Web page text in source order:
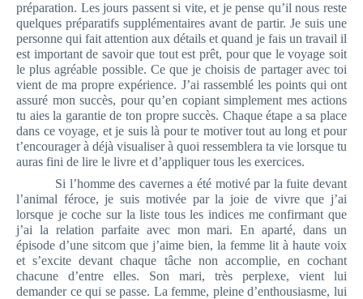
préparation. Les jours passent si vite, et je pense qu’il nous reste
quelques préparatifs supplémentaires avant de partir. Je suis une
personne qui fait attention aux détails et quand je fais un travail il
est important de savoir que tout est prêt, pour que le voyage soit
le plus agréable possible. Ce que je choisis de partager avec toi
vient de ma propre expérience. J’ai rassemblé les points qui ont
assuré mon succès, pour qu’en copiant simplement mes actions
tu aies la garantie de ton propre succès. Chaque étape a sa place
dans ce voyage, et je suis là pour te motiver tout au long et pour
t’encourager à déjà visualiser à quoi ressemblera ta vie lorsque tu
auras fini de lire le livre et d’appliquer tous les exercices.
Si l’homme des cavernes a été motivé par la fuite devant
l’animal féroce, je suis motivée par la joie de vivre que j’ai
lorsque je coche sur la liste tous les indices me confirmant que
j’ai la relation parfaite avec mon mari. En aparté, dans un
épisode d’une sitcom que j’aime bien, la femme lit à haute voix
et s’excite devant chaque tâche non accomplie, en cochant
chacune d’entre elles. Son mari, très perplexe, vient lui
demander ce qui se passe. La femme, pleine d’enthousiasme, lui